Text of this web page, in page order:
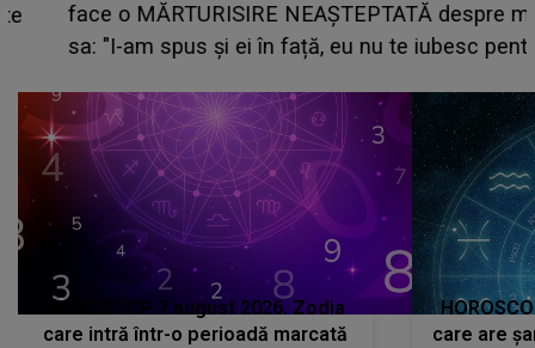
face o MĂRTURISIRE NEAȘTEPTATĂ despre mama
sa: "I-am spus și ei în față, eu nu te iubesc pentru
HOROSCOP 7 august 2026. Zodia
care intră într-o perioadă marcată
care are